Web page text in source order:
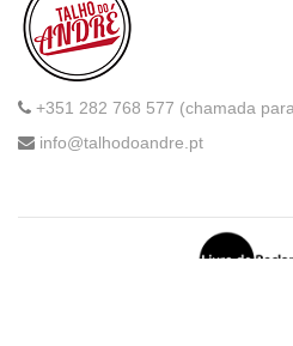
+351 282 768 577 (chamada
info@talhodoandre.pt